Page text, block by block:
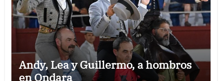
Andy, Lea y Guillermo, a hombros
en Ondara